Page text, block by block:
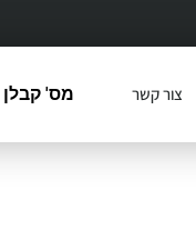
צור קשר מס' קבלן